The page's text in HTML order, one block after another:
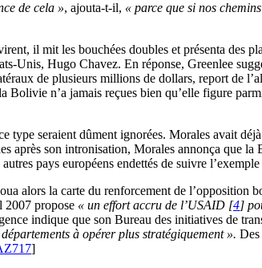
de cela », ajouta-t-il, « parce que si nos
il mit les bouchées doubles et présenta des
Unis, Hugo Chavez. En réponse, Greenlee
de plusieurs millions de dollars, report de
Bolivie n’a jamais reçues bien qu’elle figure
type seraient dûment ignorées. Morales avait
après son intronisation, Morales annonça que
pays européens endettés de suivre
alors la carte du renforcement de l’opposition
2007 propose « un effort accru de l’USAID [4]
indique que son Bureau des initiatives de
à opérer plus stratégiquement ». Des
]